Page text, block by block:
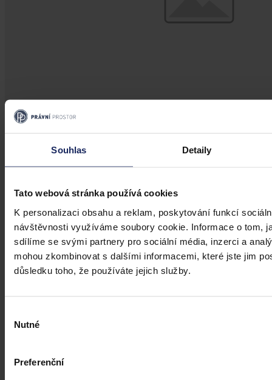
Souhlas Detaily
Tato webová stránka používá cookies
K personalizaci obsahu a reklam, poskytování funkcí
návštěvnosti využíváme soubory cookie. Informace o tom,
sdílíme se svými partnery pro sociální média, inzerci a
mohou zkombinovat s dalšími informacemi, které jste jim
důsledku toho, že používáte jejich služby.
souhlasu
Nutné
Preferenční
profesionálové a zástupci právnických profesí, ale všichni, kteří
potřebují právní informace.